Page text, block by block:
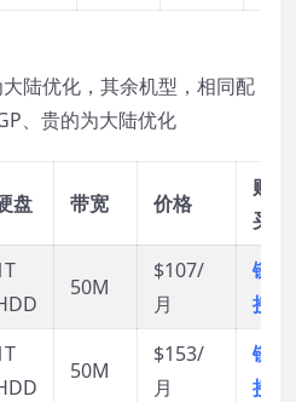
陆优化，其余机型，相同配
、贵的为大陆优化
盘 带宽 价格
购
买
50M
$107/
月
链
接
50M
$153/
月
链
接